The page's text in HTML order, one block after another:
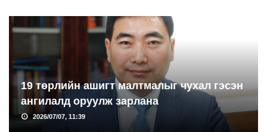
19 төрлийн ашигт малтмалыг чухал гэсэн
ангилалд оруулж зарлана
2026/07/07, 11:39